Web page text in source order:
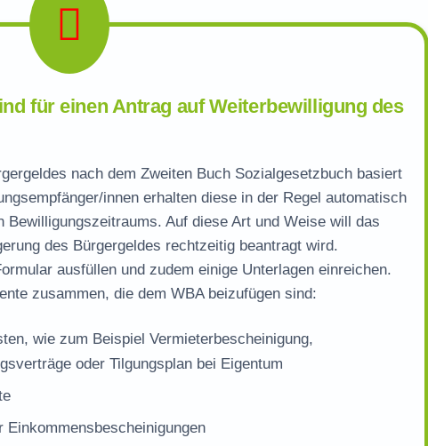
für einen Antrag auf Weiterbewilligung des
nach dem Zweiten Buch Sozialgesetzbuch basiert
innen erhalten diese in der Regel automatisch
Auf diese Art und Weise will das
des Bürgergeldes rechtzeitig beantragt wird.
ausfüllen und zudem einige Unterlagen einreichen.
zusammen, die dem WBA beizufügen sind:
wie zum Beispiel Vermieterbescheinigung,
oder Tilgungsplan bei Eigentum
Einkommensbescheinigungen